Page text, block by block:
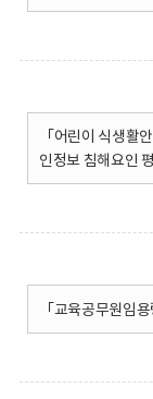
「어린이 식생활
인정보 침해요인
「교육공무원임